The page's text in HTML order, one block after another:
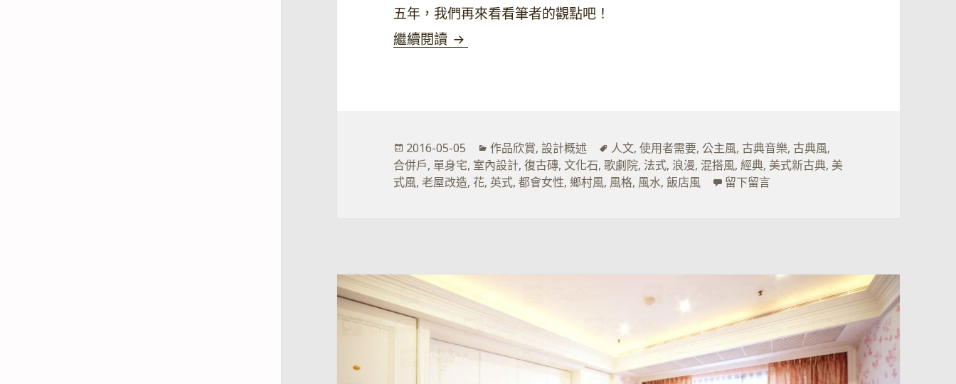
五年，我們再來看看筆者的觀點吧！
繼續閱讀 價值型的裝潢投資－下
發
佈
於
2016-05-05
分
類
作品欣賞,設計概述
標
籤
人文,使用者需要,公主風, 古典音樂, 古典風,
合併戶, 單身宅, 室內設計,復古磚,文化石,歌劇院, 法式, 浪漫, 混搭風,經典, 美式新古典, 美
式風,老屋改造,花,英式,都會女性,鄉村風, 風格, 風水,飯店風 留下留言在 價值型的裝潢投資－下